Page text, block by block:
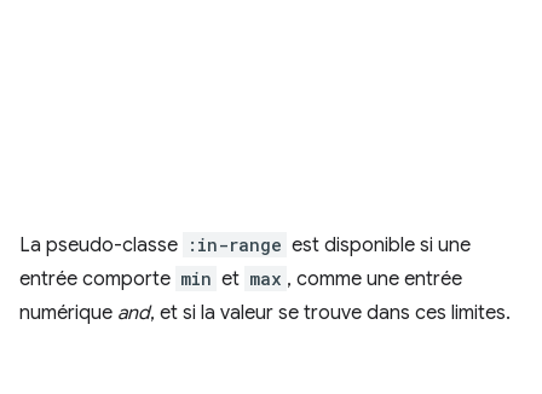
La pseudo-classe :in-range est disponible si une
entrée comporte min et max , comme une entrée
numérique and, et si la valeur se trouve dans ces limites.